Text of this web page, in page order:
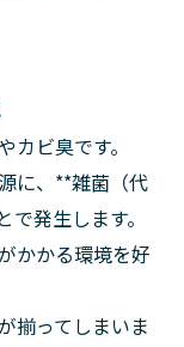
ビ臭です。
に、**雑菌（代
発生します。
かかる環境を好
揃ってしまいま